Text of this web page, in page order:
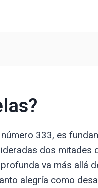
333, es
dos mitades
va más allá
alegría como